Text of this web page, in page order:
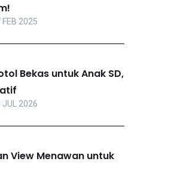
FEB 2025
Bekas untuk Anak SD,
JUL 2026
View Menawan untuk